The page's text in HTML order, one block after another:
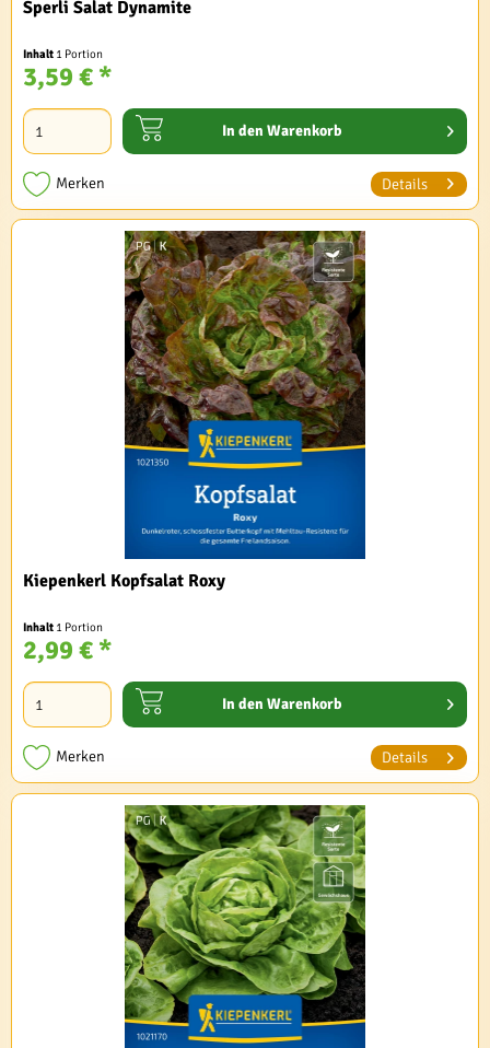
Sperli Salat Dynamite
Inhalt 1 Portion
3,59 € *
In den Warenkorb
Merken Details
Kiepenkerl Kopfsalat Roxy
Inhalt 1 Portion
2,99 € *
In den Warenkorb
Merken Details